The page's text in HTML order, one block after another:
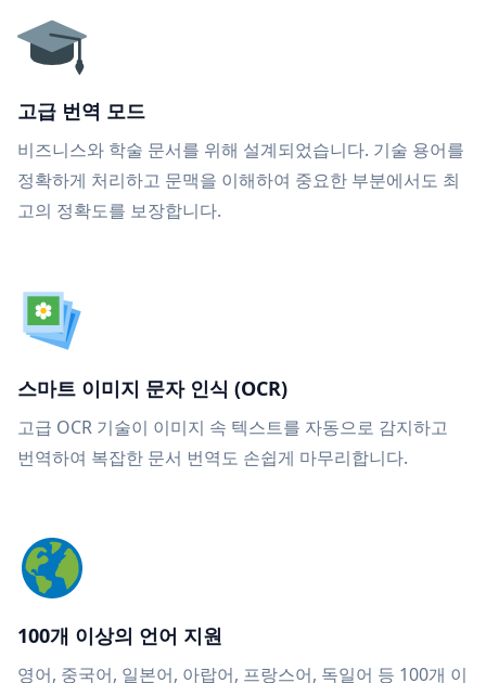
고급 번역 모드
비즈니스와 학술 문서를 위해 설계되었습니다. 기술 용어를
정확하게 처리하고 문맥을 이해하여 중요한 부분에서도 최
고의 정확도를 보장합니다.
스마트 이미지 문자 인식 (OCR)
고급 OCR 기술이 이미지 속 텍스트를 자동으로 감지하고
번역하여 복잡한 문서 번역도 손쉽게 마무리합니다.
100개 이상의 언어 지원
영어, 중국어, 일본어, 아랍어, 프랑스어, 독일어 등 100개 이